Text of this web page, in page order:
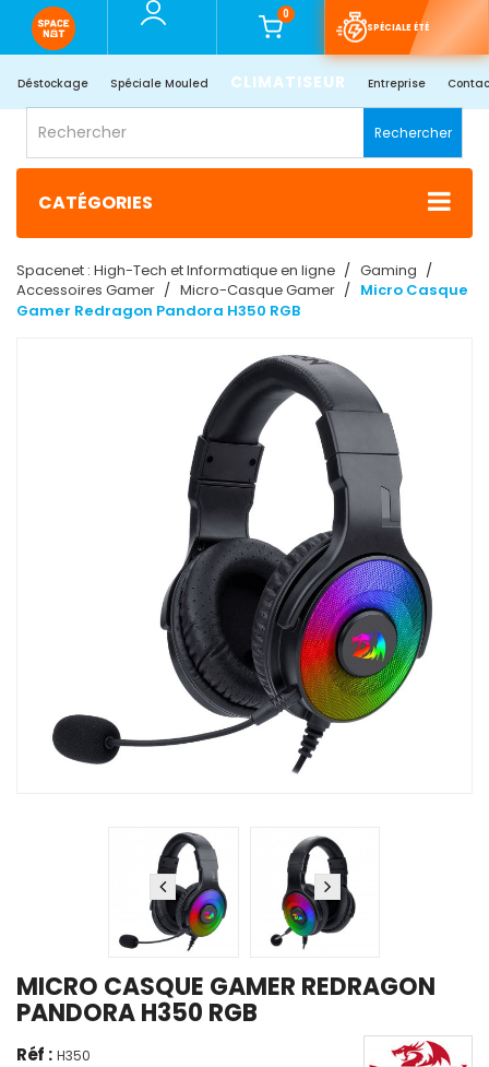
0
SPÉCIALE ÉTÉ
Déstockage Spéciale Mouled CLIMATISEUR Entreprise
Rechercher
CATÉGORIES
Spacenet : High-Tech et Informatique en ligne
Gaming
Accessoires Gamer
Micro-Casque Gamer
Micro Casque
Gamer Redragon Pandora H350 RGB
MICRO CASQUE GAMER REDRAGON
PANDORA H350 RGB
Réf : H350